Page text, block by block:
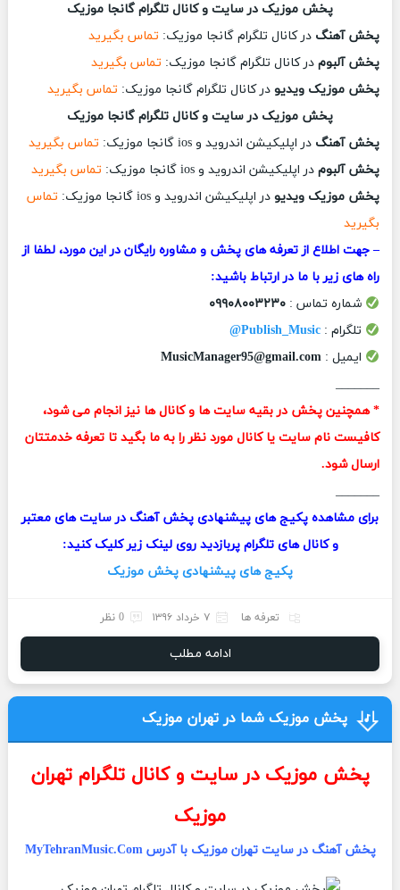
پخش موزیک در سایت و کانال تلگرام گانجا موزیک
پخش آهنگ در کانال تلگرام گانجا موزیک: تماس بگیرید
پخش آلبومدر کانال تلگرام گانجا موزیک: تماس بگیرید
پخش موزیک ویدیودر کانال تلگرام گانجا موزیک: تماس بگیرید
پخش موزیک در سایت و کانال تلگرام گانجا موزیک
پخش آهنگ در اپلیکیشن اندروید و ios گانجا موزیک:
تماس بگیرید
پخش آلبومدر اپلیکیشن اندروید و ios گانجا موزیک:
تماس بگیرید
پخش موزیک ویدیودر اپلیکیشن اندروید و ios گانجا موزیک:
تماس
بگیرید
– جهت اطلاع از تعرفه های پخش و مشاوره رایگان در این مورد، لطفا از
راه های زیر با ما در ارتباط باشید:
شماره تماس : ۰۹۹۰۸۰۰۳۲۳۰
تلگرام : Publish_Music@
ایمیل : MusicManager95@gmail.com
_______
* همچنین پخش در بقیه سایت ها و کانال ها نیز انجام می شود،
کافیست نام سایت یا کانال مورد نظر را به ما بگید تا تعرفه خدمتتان
ارسال شود.
_______
برای مشاهده پکیج های پیشنهادی پخش آهنگ در سایت های معتبر
و کانال های تلگرام پربازدید روی لینک زیر کلیک کنید:
پکیج های پیشنهادی پخش موزیک
تعرفه ها ۷ خرداد ۱۳۹۶ 0 نظر
ادامه مطلب
پخش موزیک شما در تهران موزیک
پخش موزیک در سایت و کانال تلگرام تهران
موزیک
پخش آهنگ در سایت تهران موزیک با آدرس MyTehranMusic.Com